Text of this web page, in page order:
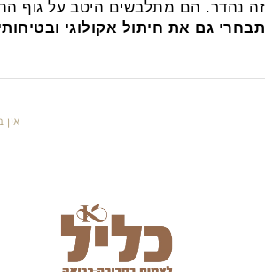
– מלבד לעניין הבטיחות
הם מתלבשים היטב על גוף התינוק